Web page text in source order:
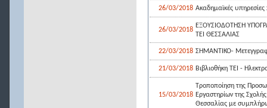
26/03/2018 Ακαδημαϊκές
26/03/2018
ΕΞΟΥΣΙΟΔΟΤΗΣΗ
ΤΕΙ ΘΕΣΣΑΛΙΑΣ
22/03/2018 ΣΗΜΑΝΤΙΚΟ-
21/03/2018 Βιβλιοθήκη ΤΕΙ -
15/03/2018
Τροποποίηση της
Εργαστηρίων της
Θεσσαλίας με